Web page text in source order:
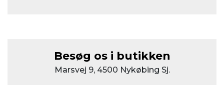
Besøg os i butikken
Marsvej 9, 4500 Nykøbing Sj.